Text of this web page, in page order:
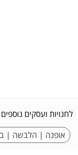
לחנויות ועסקים
אופנה | הלבשה |